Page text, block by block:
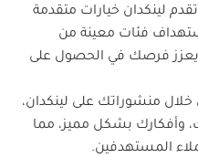
لينكدان خيارات متقدمة
فئات معينة من
فرصك في الحصول على
منشوراتك على لينكدان،
وأفكارك بشكل مميز، مما
المستهدفين.